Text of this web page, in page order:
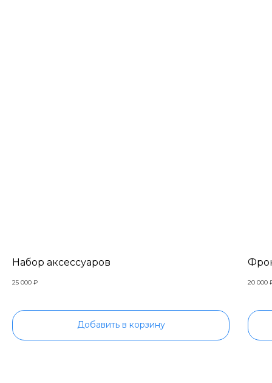
Набор аксессуаров
25 000 ₽
Добавить в корзину
20 000